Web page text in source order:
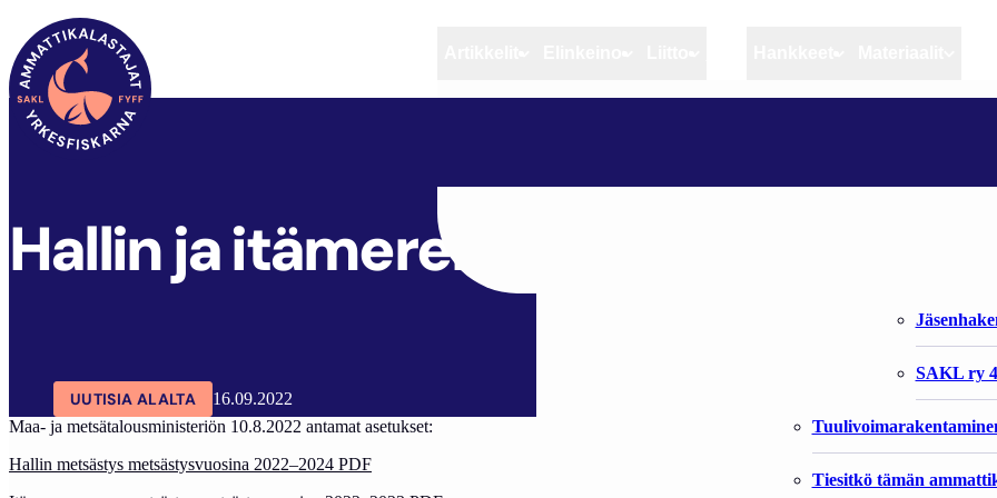
Artikkelit Elinkeino
Rannikko ja
Elinkeinokalatalouden
Kalat ja kalatalous
Vahinkoeläimet
Tiesitkö tämän
Liitto
Liiton
SAKL ry
SAKL ARTIKKELIT
Hallin ja itämeren norpan metsästys
UUTISIA ALALTA
16.09.2022
Maa- ja metsätalousministeriön 10.8.2022 antamat asetukset:
Hallin metsästys metsästysvuosina 2022–2024 PDF